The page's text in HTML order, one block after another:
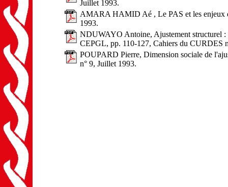
Juillet 1993.
AMARA HAMID Aé , Le PAS et les enjeux
1993.
NDUWAYO Antoine, Ajustement structurel :
CEPGL, pp. 110-127, Cahiers du CURDES
POUPARD Pierre, Dimension sociale de
n° 9, Juillet 1993.